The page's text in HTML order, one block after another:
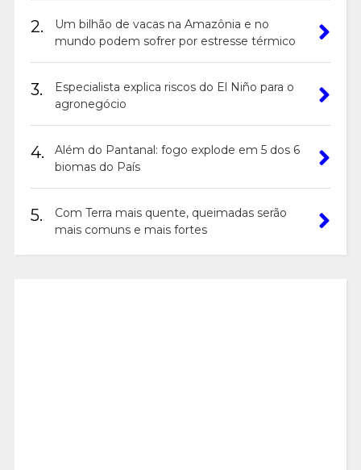
2.
Um bilhão de vacas na Amazônia e no
mundo podem sofrer por estresse térmico
3.
Especialista explica riscos do El Niño para o
agronegócio
4.
Além do Pantanal: fogo explode em 5 dos 6
biomas do País
5.
Com Terra mais quente, queimadas serão
mais comuns e mais fortes